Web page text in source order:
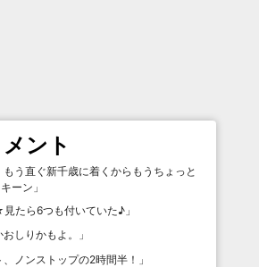
ント
もう直ぐ新千歳に着くからもうちょっと
ーン 」
たら6つも付いていた♪ 」
しりかもよ。
」
、ノンストップの2時間半！ 」